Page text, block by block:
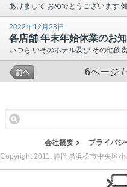
2022年12月28日
各店舗 年末年始休業のお
6ページ /
会社概要 プライバシ